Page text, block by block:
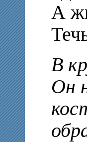
А
В
Он